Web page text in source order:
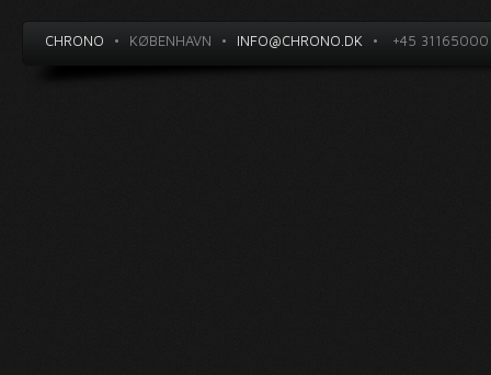
CHRONO • KØBENHAVN • INFO@CHRONO.DK • +45 31165000